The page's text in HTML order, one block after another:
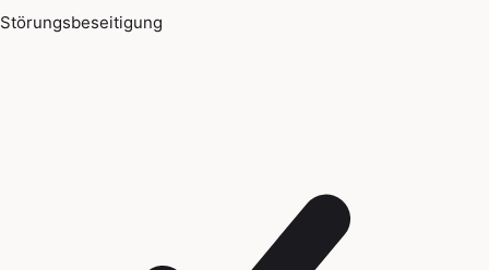
Störungsbeseitigung